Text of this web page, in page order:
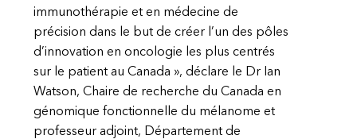
immunothérapie et en médecine de
précision dans le but de créer l’un des pôles
d’innovation en oncologie les plus centrés
sur le patient au Canada », déclare le Dr Ian
Watson, Chaire de recherche du Canada en
génomique fonctionnelle du mélanome et
professeur adjoint, Département de